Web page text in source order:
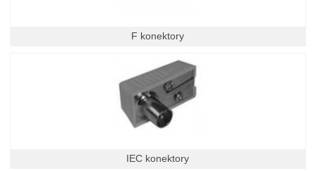
F konektory
IEC konektory